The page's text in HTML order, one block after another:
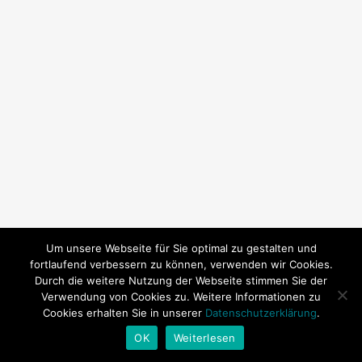
© 2026 SY Subeki. | Technische Betreuung:Andrea Baitz
Um unsere Webseite für Sie optimal zu gestalten und
fortlaufend verbessern zu können, verwenden wir Cookies.
Durch die weitere Nutzung der Webseite stimmen Sie der
Verwendung von Cookies zu. Weitere Informationen zu
Cookies erhalten Sie in unserer Datenschutzerklärung.
OK
Weiterlesen